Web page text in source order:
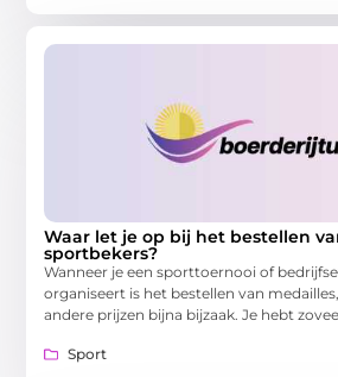
Waar let je op bij het bestellen
sportbekers?
Wanneer je een sporttoernooi of
organiseert is het bestellen van
andere prijzen bijna bijzaak. Je hebt
Sport